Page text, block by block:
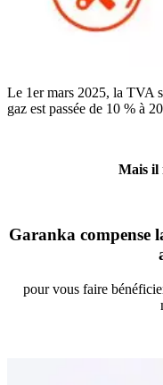
Le 1er mars 2025, la TVA
gaz est passée de 10 % à
Mais il
Garanka compense
pour vous faire